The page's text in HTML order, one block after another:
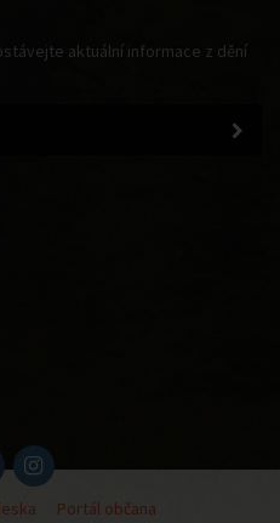
aktuální informace z dění
Portál občana